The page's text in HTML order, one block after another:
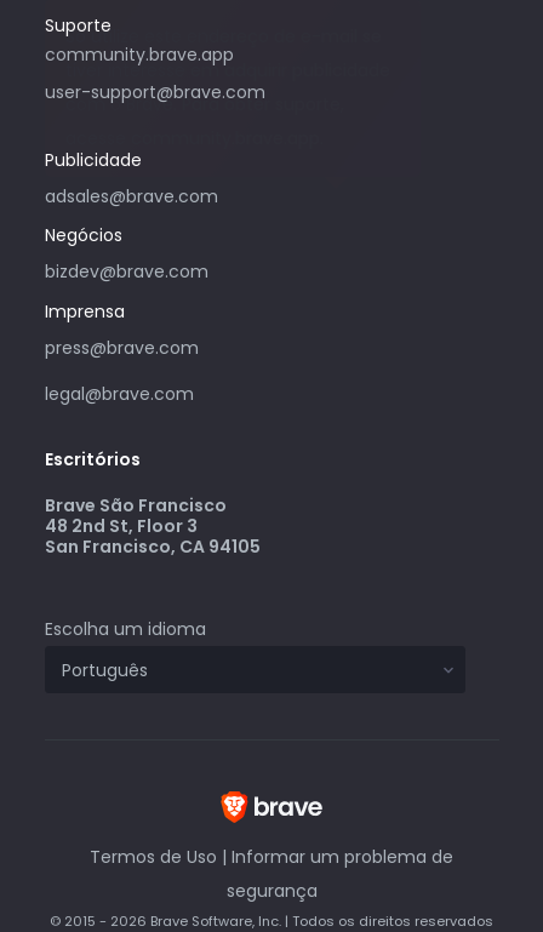
Suporte
community.brave.app
user-support@brave.com
Publicidade
adsales@brave.com
Só utilize este endereço de e-mail se
tiver interesse em adquirir publicidade
com o Brave. Para obter suporte,
Negócios
bizdev@brave.com
Imprensa
press@brave.com
legal@brave.com
Escritórios
Brave São Francisco
48 2nd St, Floor 3
San Francisco, CA 94105
Escolha um idioma
Termos de Uso | Informar um problema de
segurança
© 2015 - 2026 Brave Software, Inc. | Todos os direitos reservados